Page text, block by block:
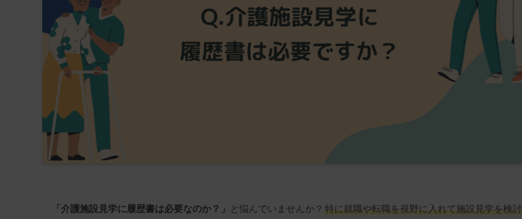
「介護施設見学に履歴書は必要なのか？」 と悩んでいませんか？ 特に就職や転職を視野に入れて施設見学を検討